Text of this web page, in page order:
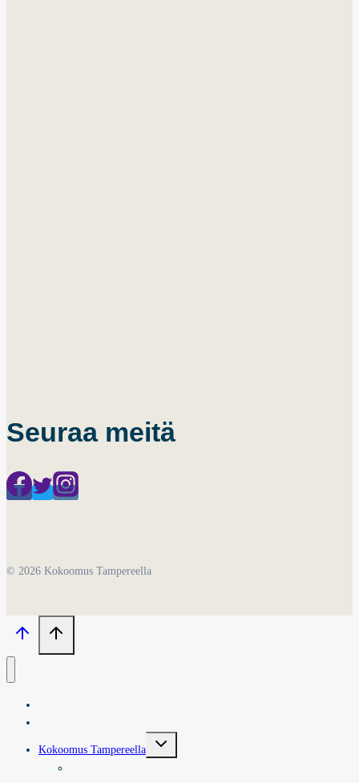
Seuraa meitä
© 2026 Kokoomus Tampereella
Kokoomus Tampereella
Toggle